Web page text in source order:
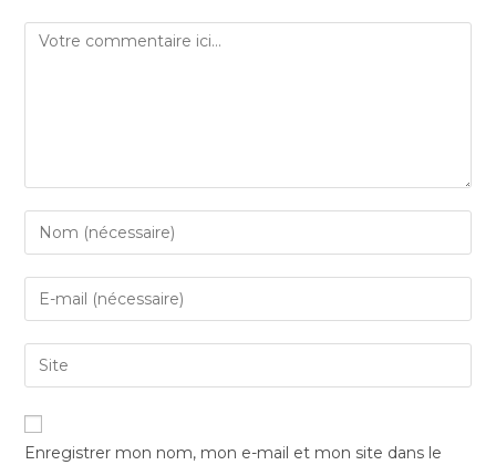
Comment
Enter
your
name
username
to
Enter
your
email
address
comment
Saisir
l’URL
de
votre
Enregistrer mon nom, mon e-mail et mon site dans le